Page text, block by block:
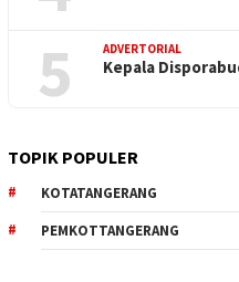
5 ADVERTORIAL
Kepala
TOPIK POPULER
KOTATANGERANG
PEMKOTTANGERANG